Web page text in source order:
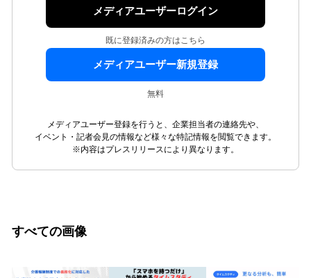
メディアユーザーログイン
既に登録済みの方はこちら
メディアユーザー新規登録
無料
メディアユーザー登録を行うと、企業担当者の連絡先や、
イベント・記者会見の情報など様々な特記情報を閲覧できます。
※内容はプレスリリースにより異なります。
すべての画像